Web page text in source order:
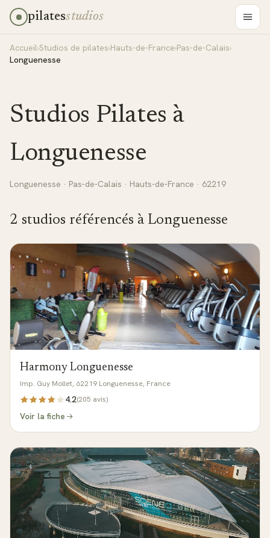
pilatesstudios
Accueil›Studios de pilates›Hauts-de-France›Pas-de-Calais›
Longuenesse
Studios Pilates à
Longuenesse
Longuenesse · Pas-de-Calais · Hauts-de-France · 62219
2 studios référencés à Longuenesse
Harmony Longuenesse
Imp. Guy Mollet, 62219 Longuenesse, France
4.2(205 avis)
Voir la fiche